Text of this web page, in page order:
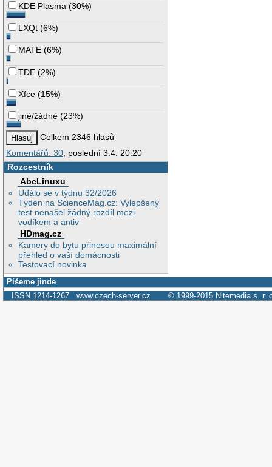
KDE Plasma (30%)
LXQt (6%)
MATE (6%)
TDE (2%)
Xfce (15%)
jiné/žádné (23%)
Celkem 2346 hlasů
Komentářů: 30 , poslední 3.4. 20:20
Rozcestník
AbcLinuxu
Událo se v týdnu 32/2026
Týden na ScienceMag.cz: Vylepšený
test nenašel žádný rozdíl mezi
vodíkem a antiv
HDmag.cz
Kamery do bytu přinesou maximální
přehled o vaší domácnosti
Testovací novinka
Píšeme jinde
ISSN 1214-1267 www.czech-server.cz © 1999-2015 Nitemedia s. r.